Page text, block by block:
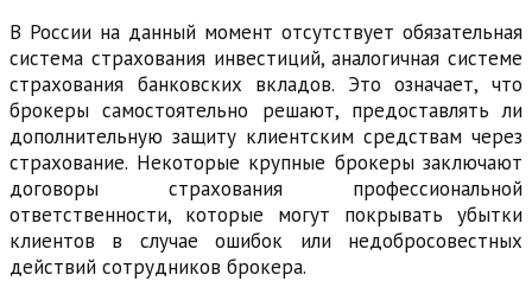
В России на данный момент отсутствует обязательная
система страхования инвестиций, аналогичная системе
страхования банковских вкладов. Это означает, что
брокеры самостоятельно решают, предоставлять ли
дополнительную защиту клиентским средствам через
страхование. Некоторые крупные брокеры заключают
договоры страхования профессиональной
ответственности, которые могут покрывать убытки
клиентов в случае ошибок или недобросовестных
действий сотрудников брокера.